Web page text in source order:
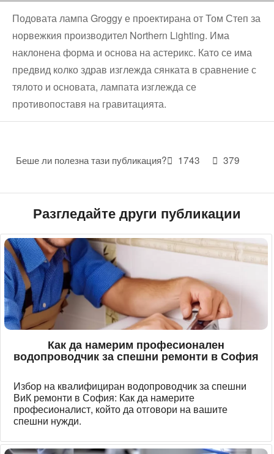
Подовата лампа Groggy е проектирана от Том Степ за
норвежкия производител Northern Lighting. Има
наклонена форма и основа на астерикс. Като се има
предвид колко здрав изглежда сянката в сравнение с
тялото и основата, лампата изглежда се
противопоставя на гравитацията.
Беше ли полезна тази публикация? 1743 379
Разгледайте други публикации
Как да намерим професионален
водопроводчик за спешни ремонти в София
Избор на квалифициран водопроводчик за спешни
ВиК ремонти в София: Как да намерите
професионалист, който да отговори на вашите
спешни нужди.